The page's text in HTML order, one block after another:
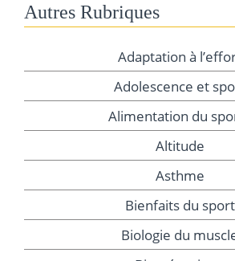
Autres Rubriques
Adaptation à
Adolescence et
Alimentation du
Altitude
Asthme
Bienfaits du sport
Biologie du